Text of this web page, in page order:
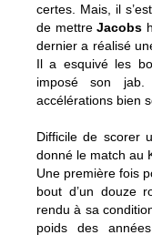
certes. Mais, il
de mettreJacobs
dernier a réalisé
Il a esquivé les
imposé son jab.
accélérations bien
Difficile de scorer
donné le match au
Une première fois
bout d’un douze
rendu à sa
poids des